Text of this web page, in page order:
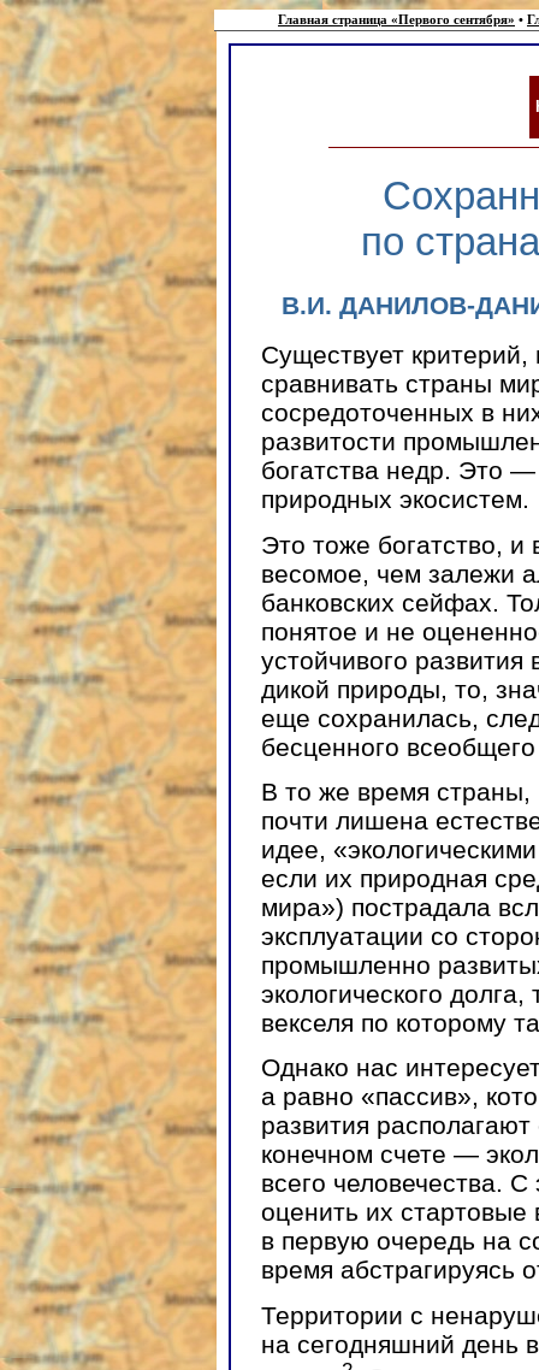
Главная страница «Первого сентября» •
по
В.И. ДАНИЛОВ-
Существует
сравнивать страны
сосредоточенных в
развитости
богатства недр. Это
природных экосистем.
Это тоже богатство,
весомое, чем залежи
банковских сейфах.
понятое и не
устойчивого
дикой природы, то,
еще сохранилась,
бесценного
В то же время
почти лишена
идее,
если их природная
мира») пострадала
эксплуатации со
промышленно
экологического
векселя по которому
Однако нас
а равно «пассив»,
развития
конечном счете —
всего человечества.
оценить их
в первую очередь на
время абстрагируясь
Территории с
на сегодняшний день